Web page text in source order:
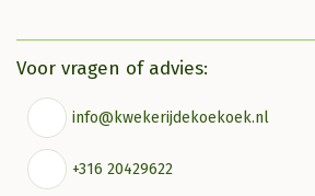
Voor vragen of advies:
info@kwekerijdekoekoek.nl
+316 20429622